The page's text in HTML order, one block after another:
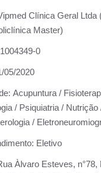
Clínica Geral Ltda
Master)
0
05/2020
Acupuntura /
/ Psiquiatria /
/
Eletivo
Àlvaro Esteves, n°78,